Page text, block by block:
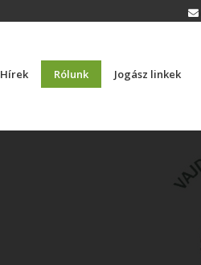
Hírek Rólunk Jogász linkek